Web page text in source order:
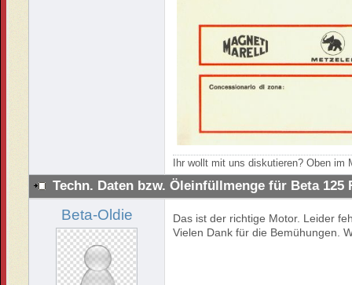
Ihr wollt mit uns diskutieren? Oben
Techn. Daten bzw. Öleinfüllmenge für Beta 125
Beta-Oldie
Das ist der richtige Motor. Leider
Vielen Dank für die Bemühungen.